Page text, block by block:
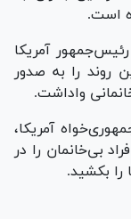
است.
آمریکا
روند را به صدور
واداشت.
آمریکا،
بی‌خانمان را در
را بکشید.